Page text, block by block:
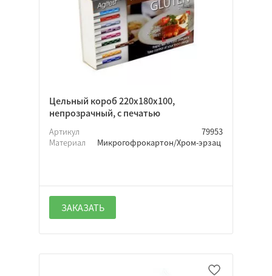
Цельный короб 220х180х100,
непрозрачный, с печатью
Артикул
79953
Материал
Микрогофрокартон/Хром-эрзац
ЗАКАЗАТЬ